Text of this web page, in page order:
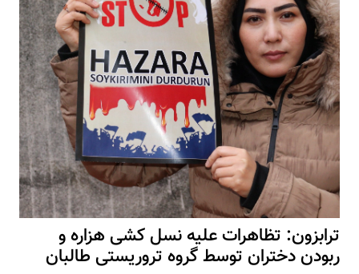
ترابزون: تظاهرات علیه نسل کشی هزاره و
ربودن دختران توسط گروه تروریستی طالبان